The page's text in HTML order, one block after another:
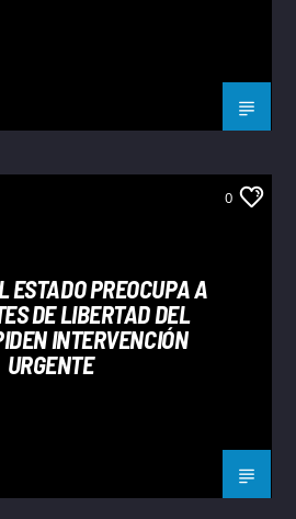
0
ESTADO PREOCUPA A
DE LIBERTAD DEL
INTERVENCIÓN
URGENTE